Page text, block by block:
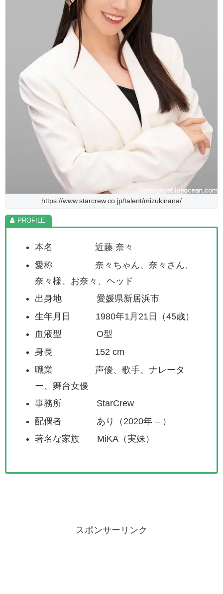
https://www.starcrew.co.jp/talent/mizukinana/
本名 近藤 奈々
愛称 奈々ちゃん、奈々さん、
奈々様、お奈々、ヘッド
出身地 愛媛県新居浜市
生年月日 1980年1月21日（45歳）
血液型 O型
身長 152 cm
職業 声優、歌手、ナレータ
ー、舞台女優
事務所 StarCrew
配偶者 あり（2020年 – ）
著名な家族 MiKA（実妹）
スポンサーリンク